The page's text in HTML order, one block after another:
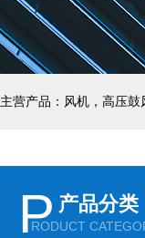
主营产品：风机，高压
P 产品分类
RODUCT